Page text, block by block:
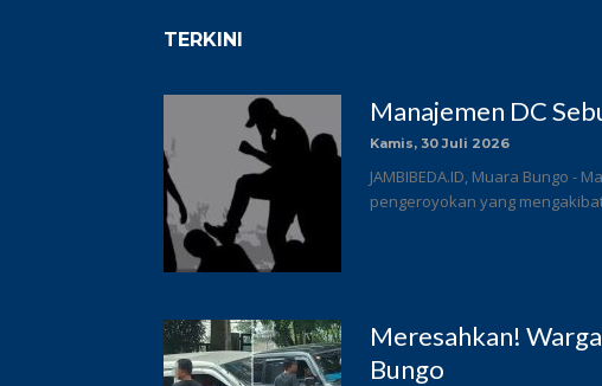
TERKINI
Manajemen DC
Kamis, 30 Juli 2026
JAMBIBEDA.ID, Muara Bungo -
pengeroyokan yang
Meresahkan!
Bungo